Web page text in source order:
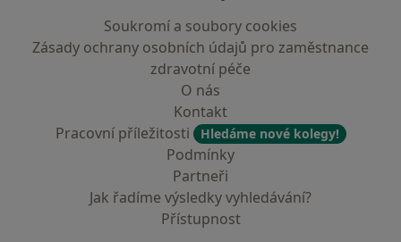
Soukromí a soubory cookies
Zásady ochrany osobních údajů pro zaměstnance
zdravotní péče
O nás
Kontakt
Pracovní příležitosti
Hledáme nové kolegy!
Podmínky
Partneři
Jak řadíme výsledky vyhledávání?
Přístupnost